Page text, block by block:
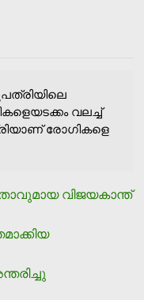
വലച്ച്
രോഗികളെ
വിജയകാന്ത്